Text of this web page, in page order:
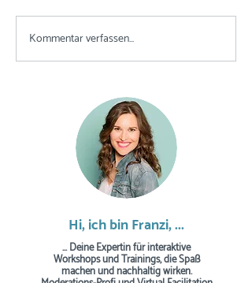
Breakout-Rooms in
Kommentar verfassen...
Hi, ich bin Franzi, ...
... Deine Expertin für interaktive
Workshops und Trainings, die Spaß
machen und nachhaltig wirken.